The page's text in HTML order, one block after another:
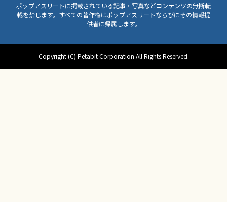
ポップアスリートに掲載されている記事・写真などコンテンツの無断転
載を禁じます。すべての著作権はポップアスリートならびにその情報提
供者に帰属します。
Copyright (C) Petabit Corporation All Rights Reserved.